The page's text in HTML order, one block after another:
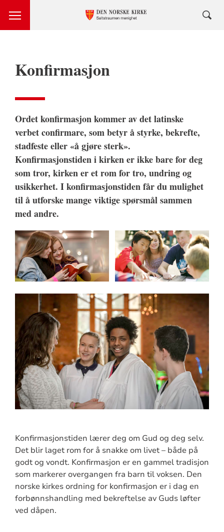
Konfirmasjon
Ordet konfirmasjon kommer av det latinske
verbet confirmare, som betyr å styrke, bekrefte,
stadfeste eller «å gjøre sterk».
Konfirmasjonstiden i kirken er ikke bare for deg
som tror, kirken er et rom for tro, undring og
usikkerhet. I konfirmasjonstiden får du mulighet
til å utforske mange viktige spørsmål sammen
med andre.
Konfirmasjonstiden lærer deg om Gud og deg selv.
Det blir laget rom for å snakke om livet – både på
godt og vondt. Konfirmasjon er en gammel tradisjon
som markerer overgangen fra barn til voksen. Den
norske kirkes ordning for konfirmasjon er i dag en
forbønnshandling med bekreftelse av Guds løfter
ved dåpen.